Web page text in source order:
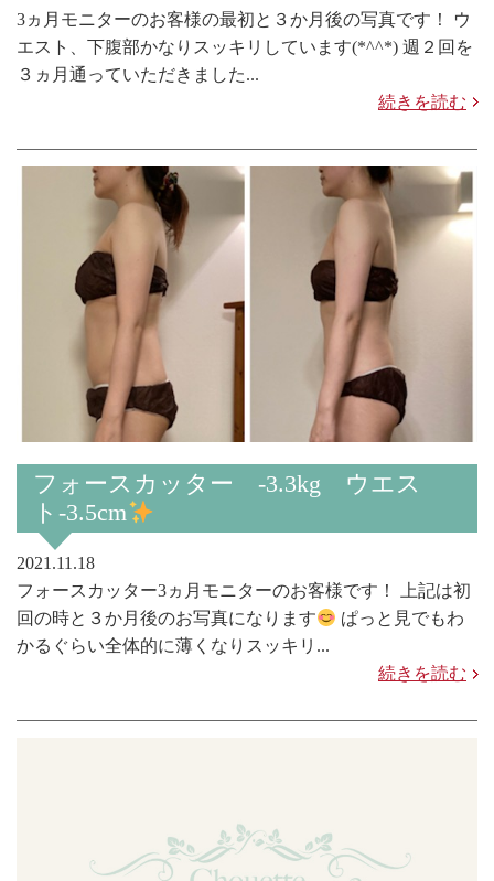
3ヵ月モニターのお客様の最初と３か月後の写真です！ ウ
エスト、下腹部かなりスッキリしています(*^^*) 週２回を
３ヵ月通っていただきました...
続きを読む
フォースカッター -3.3kg ウエス
ト-3.5cm
2021.11.18
フォースカッター3ヵ月モニターのお客様です！ 上記は初
回の時と３か月後のお写真になります
ぱっと見でもわ
かるぐらい全体的に薄くなりスッキリ...
続きを読む